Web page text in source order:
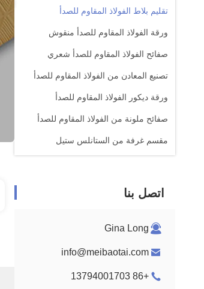
تقليم بلاط الفولاذ المقاوم للصدأ
ورقة الفولاذ المقاوم للصدأ منقوش
صفائح الفولاذ المقاوم للصدأ شعري
تصنيع المعادن من الفولاذ المقاوم للصدأ
ورقة ديكور الفولاذ المقاوم للصدأ
صفائح ملونة من الفولاذ المقاوم للصدأ
مقسم غرفة من الستانلس ستيل
اتصل بنا
Gina Long
info@meibaotai.com
+86 13794001703